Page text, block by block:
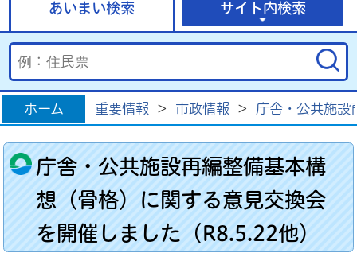
あいまい検索 サイト内検索
ホーム 重要情報 > 市政情報 > 庁舎・公共施設
庁舎・公共施設再編整備基本構
想（骨格）に関する意見交換会
を開催しました（R8.5.22他）